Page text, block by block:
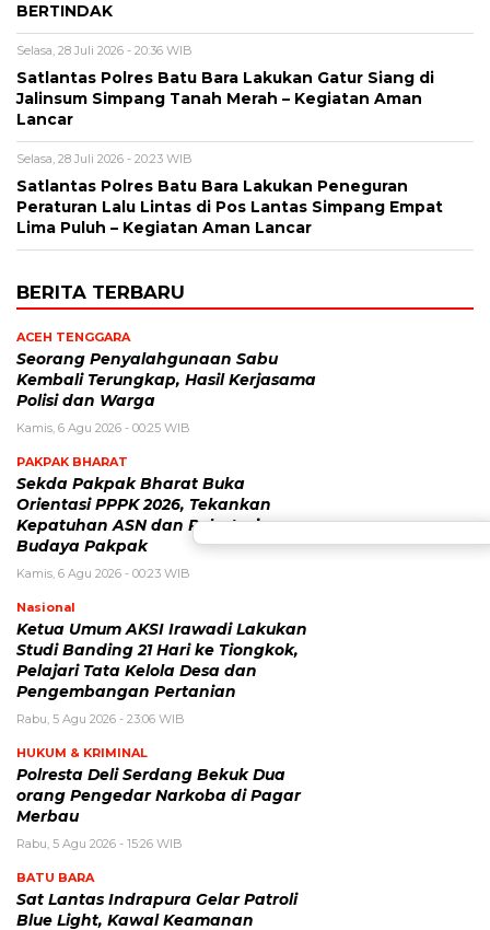
BERTINDAK
Selasa, 28 Juli 2026 - 20:36 WIB
Satlantas Polres Batu Bara Lakukan Gatur Siang di
Jalinsum Simpang Tanah Merah – Kegiatan Aman
Lancar
Selasa, 28 Juli 2026 - 20:23 WIB
Satlantas Polres Batu Bara Lakukan Peneguran
Peraturan Lalu Lintas di Pos Lantas Simpang Empat
Lima Puluh – Kegiatan Aman Lancar
BERITA TERBARU
ACEH TENGGARA
Seorang Penyalahgunaan Sabu
Kembali Terungkap, Hasil Kerjasama
Polisi dan Warga
Kamis, 6 Agu 2026 - 00:25 WIB
PAKPAK BHARAT
Sekda Pakpak Bharat Buka
Orientasi PPPK 2026, Tekankan
Kepatuhan ASN dan Pelestarian
Budaya Pakpak
Kamis, 6 Agu 2026 - 00:23 WIB
Nasional
Ketua Umum AKSI Irawadi Lakukan
Studi Banding 21 Hari ke Tiongkok,
Pelajari Tata Kelola Desa dan
Pengembangan Pertanian
Rabu, 5 Agu 2026 - 23:06 WIB
HUKUM & KRIMINAL
Polresta Deli Serdang Bekuk Dua
orang Pengedar Narkoba di Pagar
Merbau
Rabu, 5 Agu 2026 - 15:26 WIB
BATU BARA
Sat Lantas Indrapura Gelar Patroli
Blue Light, Kawal Keamanan